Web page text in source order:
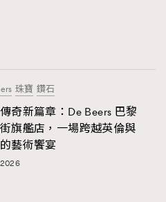
珠寶 鑽石
奇新篇章：De Beers 巴黎
旗艦店，一場跨越英倫與
藝術饗宴